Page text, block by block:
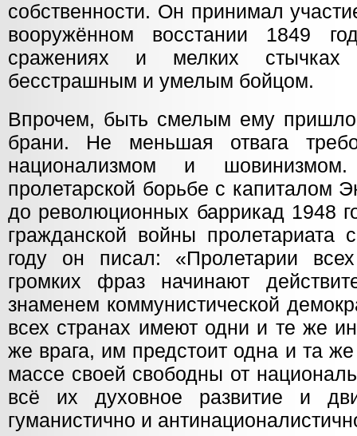
собственности. Он принимал
вооружённом восстании 1849
сражениях и мелких
бесстрашным и умелым бойцом.
Впрочем, быть смелым ему
брани. Не меньшая отвага
национализмом и
пролетарской борьбе с капиталом
до революционных баррикад 1948
гражданской войны пролетариата
году он писал: «Пролетарии
громких фраз начинают
знаменем коммунистической
всех странах имеют одни и те же
же врага, им предстоит одна и та
массе своей свободны от
всё их духовное развитие и
гуманистично и